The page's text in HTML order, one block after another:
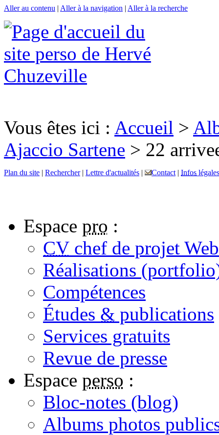
Aller au contenu | Aller à la navigation | Aller à la recherche
Vous êtes ici : Accueil >
Ajaccio Sartene > 22
Plan du site | Rechercher| Lettre d'actualités | Contact | Infos légales
Espace pro :
CV chef de projet Web
Réalisations
Compétences
Études & publications
Services gratuits
Revue de presse
Espace perso :
Bloc-notes (blog)
Albums photos